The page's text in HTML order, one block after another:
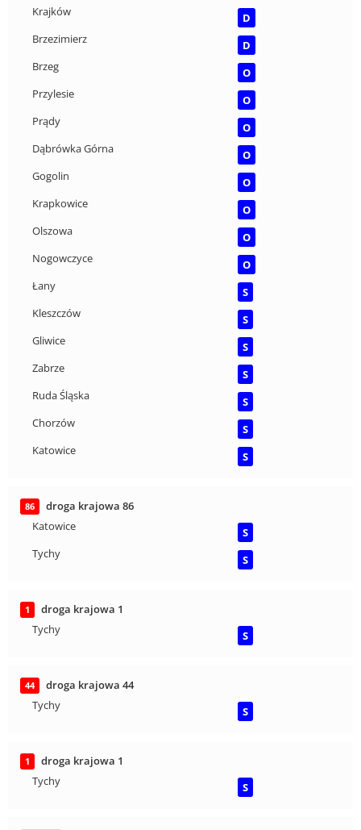
Krajków
D
Brzezimierz
D
Brzeg
O
Przylesie
O
Prądy
O
Dąbrówka Górna
O
Gogolin
O
Krapkowice
O
Olszowa
O
Nogowczyce
O
Łany
S
Kleszczów
S
Gliwice
S
Zabrze
S
Ruda Śląska
S
Chorzów
S
Katowice
S
86
droga krajowa 86
Katowice
S
Tychy
S
1
droga krajowa 1
Tychy
S
44
droga krajowa 44
Tychy
S
1
droga krajowa 1
Tychy
S